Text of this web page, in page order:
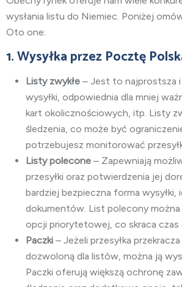
wysłania listu do Niemiec. Poniżej
Oto one:
1. Wysyłka przez Pocztę
Listy zwykłe – Jest to najprostsza
wysyłki, odpowiednia dla mniej
kart okolicznościowych, itp. Listy
śledzenia, co może być
potrzebujesz monitorować
Listy polecone – Zapewniają
przesyłki oraz potwierdzenia jej
bardziej bezpieczna forma wysyłki,
dokumentów. List polecony
opcji priorytetowej, co skraca czas
Paczki – Jeżeli przesyłka
dozwoloną dla listów, można ją
Paczki oferują większą ochronę